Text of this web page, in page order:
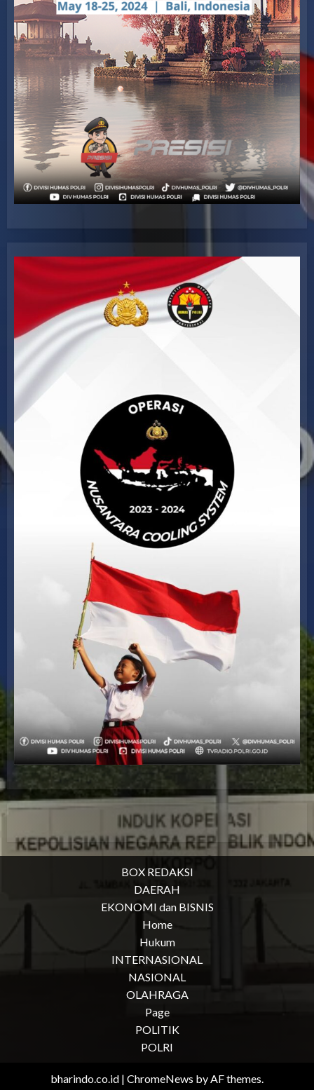
BOX REDAKSI
DAERAH
EKONOMI dan BISNIS
Home
Hukum
INTERNASIONAL
NASIONAL
OLAHRAGA
Page
POLITIK
POLRI
bharindo.co.id | ChromeNews by AF themes.